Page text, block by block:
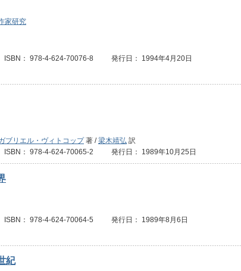
家研究
： 978-4-624-70076-8 発行日： 1994年4月20日
ブリエル・ヴィトコップ著 /梁木靖弘 訳
： 978-4-624-70065-2 発行日： 1989年10月25日
： 978-4-624-70064-5 発行日： 1989年8月6日
紀